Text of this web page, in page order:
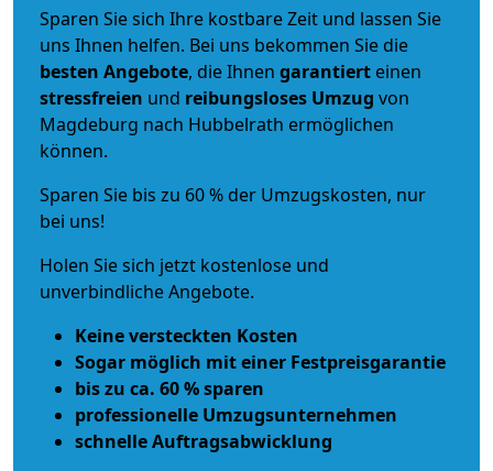
Sparen Sie sich Ihre kostbare Zeit und lassen Sie
uns Ihnen helfen. Bei uns bekommen Sie die
besten Angebote, die Ihnen garantiert einen
stressfreien und reibungsloses Umzug von
Magdeburg nach Hubbelrath ermöglichen
können.
Sparen Sie bis zu 60 % der Umzugskosten, nur
bei uns!
Holen Sie sich jetzt kostenlose und
unverbindliche Angebote.
Keine versteckten Kosten
Sogar möglich mit einer Festpreisgarantie
bis zu ca. 60 % sparen
professionelle Umzugsunternehmen
schnelle Auftragsabwicklung